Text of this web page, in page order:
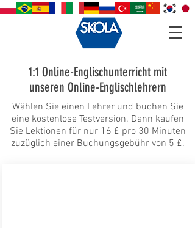
1:1 Online-Englischunterricht mit
unseren Online-Englischlehrern
Wählen Sie einen Lehrer und buchen Sie
eine kostenlose Testversion. Dann kaufen
Sie Lektionen für nur 16 £ pro 30 Minuten
zuzüglich einer Buchungsgebühr von 5 £.